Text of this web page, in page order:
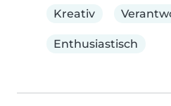
Kreativ
Enthusiastisch